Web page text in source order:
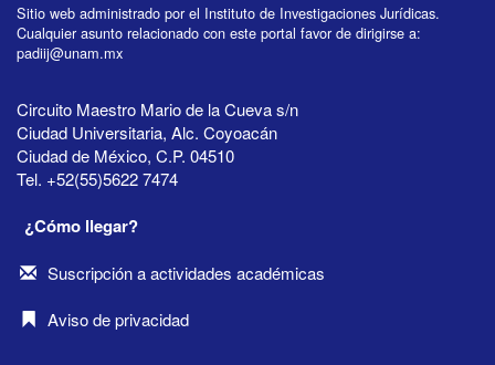
Sitio web administrado por el Instituto de Investigaciones Jurídicas.
Cualquier asunto relacionado con este portal favor de dirigirse a:
padiij@unam.mx
Circuito Maestro Mario de la Cueva s/n
Ciudad Universitaria, Alc. Coyoacán
Ciudad de México, C.P. 04510
Tel. +52(55)5622 7474
¿Cómo llegar?
Suscripción a actividades académicas
Aviso de privacidad